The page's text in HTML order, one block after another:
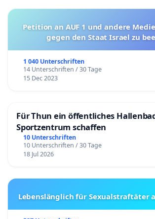
Petition an AUF 1 und andere
gegen den Staat Israel zu
1 040 Unterschriften
14 Unterschriften / 30 Tage
15 Dec 2023
Für Thun ein öffentliches
Sportzentrum schaffen
10 Unterschriften
10 Unterschriften / 30 Tage
18 Jul 2026
Lebenslänglich für Sexualstraftäter